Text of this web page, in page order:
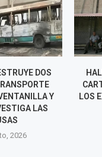
DE GAS Y
EN
DEL PENAL
2026